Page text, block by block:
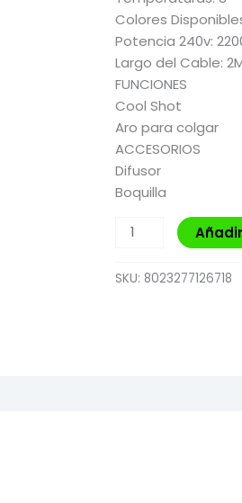
Colores
Potencia 240v:
Largo del Cable:
FUNCIONES
Cool Shot
Aro para colgar
ACCESORIOS
Difusor
Boquilla
SKU: 8023277126718